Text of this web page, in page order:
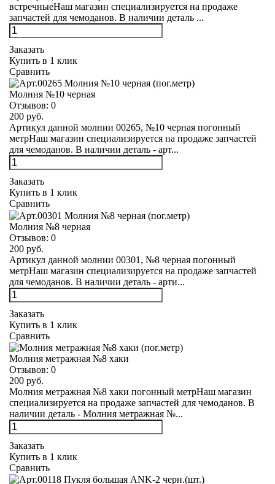
встречныеНаш магазин специализируется на продаже
запчастей для чемоданов. В наличии деталь ...
Заказать
Купить в 1 клик
Сравнить
Молния №10 черная
Отзывов: 0
200 руб.
Артикул данной молнии 00265, №10 черная погонный
метрНаш магазин специализируется на продаже запчастей
для чемоданов. В наличии деталь - арт...
Заказать
Купить в 1 клик
Сравнить
Молния №8 черная
Отзывов: 0
200 руб.
Артикул данной молнии 00301, №8 черная погонный
метрНаш магазин специализируется на продаже запчастей
для чемоданов. В наличии деталь - арти...
Заказать
Купить в 1 клик
Сравнить
Молния метражная №8 хаки
Отзывов: 0
200 руб.
Молния метражная №8 хаки погонный метрНаш магазин
специализируется на продаже запчастей для чемоданов. В
наличии деталь - Молния метражная №...
Заказать
Купить в 1 клик
Сравнить